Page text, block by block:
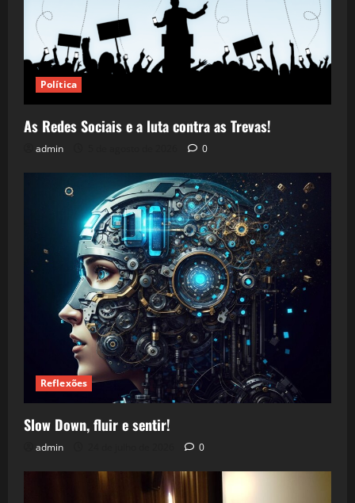
Política
As Redes Sociais e a luta contra as Trevas!
admin 0
Reflexões
Slow Down, fluir e sentir!
admin 0